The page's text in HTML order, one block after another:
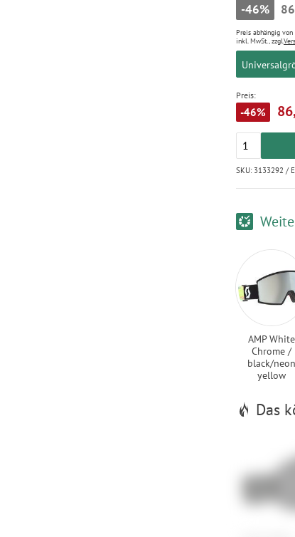
-46%
Preis abhängig
inkl. MwSt., zzgl.
Preis:
-46%
SKU: 3133292 /
AMP White
Chrome /
black/neon
yellow
Das